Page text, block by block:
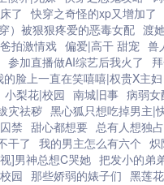
了 快穿之奇怪的xp又增加了
穿）被狠狠疼爱的恶毒女配 渡
拍激情戏 偏爱|高干 甜宠 兽
参加直播做AI综艺后我火了
的脸上一直在笑嘻嘻|权贵X主妇
小梨花|校园 南城旧事 病弱女
灾祛秽 黑心狐只想吃掉男主|
禁 甜心都想要 总有人想独
干了 我的男主怎么有六个 炽
]男神总想C哭她 把发小的弟
园 那些娇弱的婊子们 黑莲